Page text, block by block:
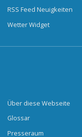
RSS Feed Neuigkeiten
Wetter Widget
Über diese Webseite
Glossar
Presseraum